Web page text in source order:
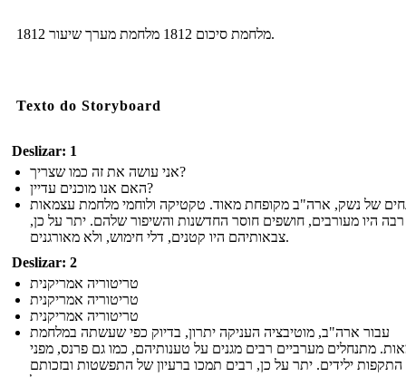
מלחמת סיכום 1812 מלחמת מערך שיעור 1812.
Texto do Storyboard
Deslizar: 1
אני עושה את זה כמו שצריך?
האם אנו מוכנים עדיין?
של נשק, ארה"ב מקופחת מאוד. טקטיקה ולוחמי מלחמת עצמאות
רבה היו מעורבים, חושפים חוסר החדשנות והשיפור שלהם. יתר על כן,
צבאותיהם היו קטנים, דלי חימוש, ולא מאורגנים.
Deslizar: 2
טריטוריה אמריקנית
טריטוריה אמריקנית
טריטוריה אמריקנית
עבור ארה"ב, מוטיבציה העניקה יתרון, בדיוק כפי שעשתה במלחמת
מתנחלים מערביים רבים מגנים על טענותיהם, כמו גם פרנס, מפני
התקפות ילידים. יתר על כן, רבים תמכו ברעיון של התפשטות ובזכותם